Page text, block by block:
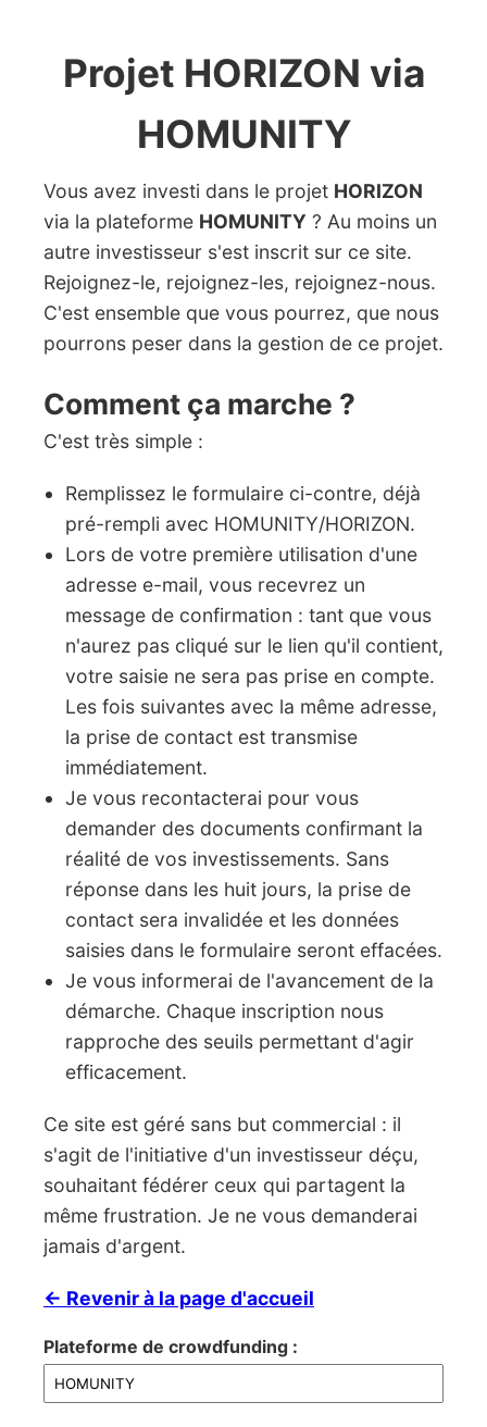
Projet HORIZON via
HOMUNITY
Vous avez investi dans le projet HORIZON
via la plateforme HOMUNITY ? Au moins un
autre investisseur s'est inscrit sur ce site.
Rejoignez-le, rejoignez-les, rejoignez-nous.
C'est ensemble que vous pourrez, que nous
pourrons peser dans la gestion de ce projet.
Comment ça marche ?
C'est très simple :
Remplissez le formulaire ci-contre, déjà
pré-rempli avec HOMUNITY/HORIZON.
Lors de votre première utilisation d'une
adresse e-mail, vous recevrez un
message de confirmation : tant que vous
n'aurez pas cliqué sur le lien qu'il contient,
votre saisie ne sera pas prise en compte.
Les fois suivantes avec la même adresse,
la prise de contact est transmise
immédiatement.
Je vous recontacterai pour vous
demander des documents confirmant la
réalité de vos investissements. Sans
réponse dans les huit jours, la prise de
contact sera invalidée et les données
saisies dans le formulaire seront effacées.
Je vous informerai de l'avancement de la
démarche. Chaque inscription nous
rapproche des seuils permettant d'agir
efficacement.
Ce site est géré sans but commercial : il
s'agit de l'initiative d'un investisseur déçu,
souhaitant fédérer ceux qui partagent la
même frustration. Je ne vous demanderai
jamais d'argent.
← Revenir à la page d'accueil
Plateforme de crowdfunding :